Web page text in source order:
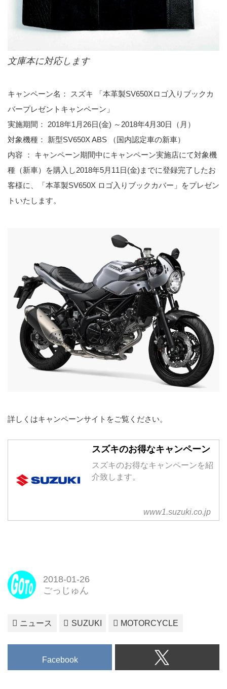
文庫本に対応します
キャンペーン名： スズキ 「本革製SV650Xロゴ入りブックカ
バープレゼントキャンペーン」
実施期間： 2018年1月26日(金) ～2018年4月30日（月）
対象機種： 新型SV650X ABS （国内認定車の新車）
内容 ： キャンペーン期間中にキャンペーン実施店にて対象機
種（新車）を購入し2018年5月11日(金)までに登録完了したお
客様に、「本革製SV650X ロゴ入りブックカバー」をプレゼン
トいたします。
詳しくはキャンペーンサイトをご覧ください。
スズキのお得なキャンペーン
スズキのお得なキャンペーンを紹
介致します。
www1.suzuki.co.jp
2018-01-26
ごっじゅん
ニュース SUZUKI MOTORCYCLE
Facebook